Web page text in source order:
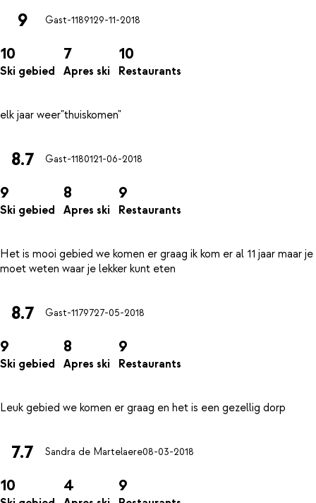
9 Gast-1189129-11-2018
10
Ski gebied
7
Apres ski
10
Restaurants
8.7 Gast-1180121-06-2018
9
Ski gebied
8
Apres ski
9
Restaurants
Het is mooi gebied we komen er graag ik kom er al 11 jaar maar je
8.7 Gast-1179727-05-2018
9
Ski gebied
8
Apres ski
9
Restaurants
7.7 Sandra de Martelaere08-03-2018
10 4 9